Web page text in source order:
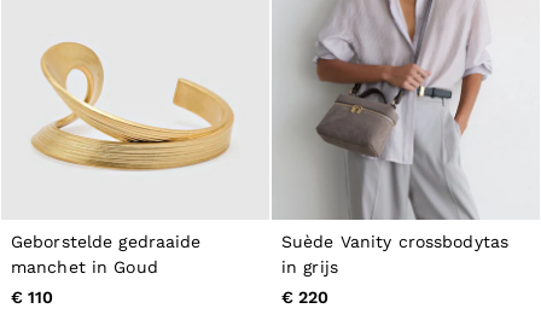
Geborstelde gedraaide
manchet in Goud
€ 110
Suède Vanity crossbodytas
in grijs
€ 220